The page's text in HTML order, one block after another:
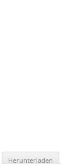
Herunterladen